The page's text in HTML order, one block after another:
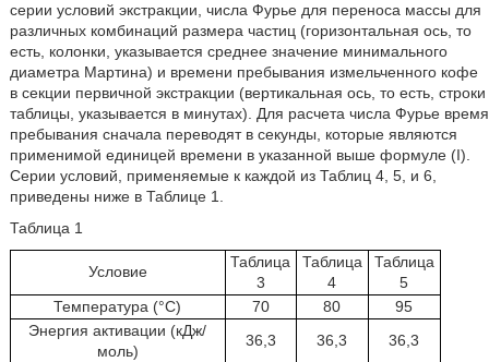
серии условий экстракции, числа Фурье для переноса массы для
различных комбинаций размера частиц (горизонтальная ось, то
есть, колонки, указывается среднее значение минимального
диаметра Мартина) и времени пребывания измельченного кофе
в секции первичной экстракции (вертикальная ось, то есть, строки
таблицы, указывается в минутах). Для расчета числа Фурье время
пребывания сначала переводят в секунды, которые являются
применимой единицей времени в указанной выше формуле (I).
Серии условий, применяемые к каждой из Таблиц 4, 5, и 6,
приведены ниже в Таблице 1.
Таблица 1
Условие
Таблица
3
Таблица
4
Таблица
5
Температура (°C)
70 80
95
Энергия активации (кДж/
моль)
36,3 36,3
36,3